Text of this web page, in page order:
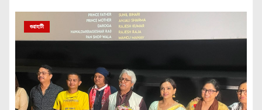
গুৱাহাটী